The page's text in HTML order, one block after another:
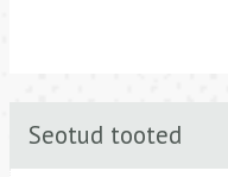
Seotud tooted